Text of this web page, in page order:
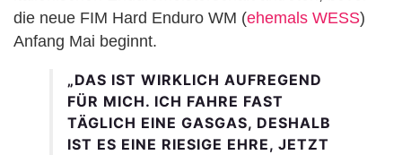
die neue FIM Hard Enduro WM (ehemals WESS)
Anfang Mai beginnt.
„DAS IST WIRKLICH AUFREGEND
FÜR MICH. ICH FAHRE FAST
TÄGLICH EINE GASGAS, DESHALB
IST ES EINE RIESIGE EHRE, JETZT